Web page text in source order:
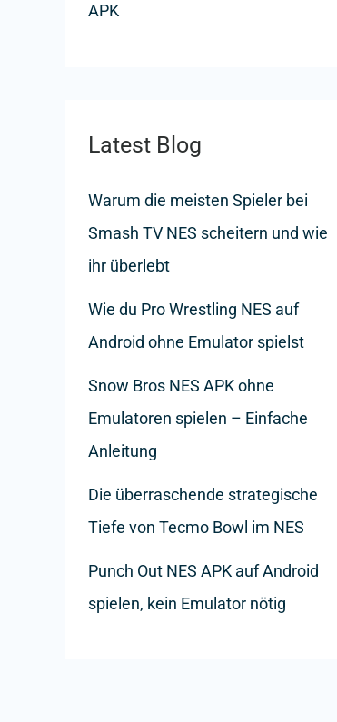
APK
Latest Blog
Warum die meisten Spieler bei
Smash TV NES scheitern und wie
ihr überlebt
Wie du Pro Wrestling NES auf
Android ohne Emulator spielst
Snow Bros NES APK ohne
Emulatoren spielen – Einfache
Anleitung
Die überraschende strategische
Tiefe von Tecmo Bowl im NES
Punch Out NES APK auf Android
spielen, kein Emulator nötig